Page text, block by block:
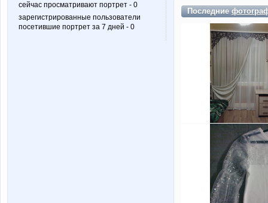
сейчас просматривают портрет - 0
зарегистрированные пользователи
посетившие портрет за 7 дней - 0
Последние